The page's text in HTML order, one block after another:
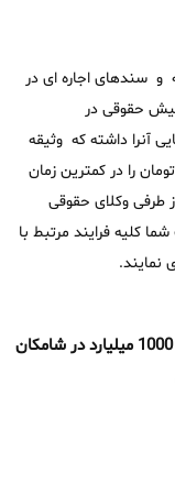
و سندهای اجاره ای در
فیش حقوقی در
آنرا داشته که وثیقه
تومان تا 10000 میلیارد تومان را در کمترین زمان
طرفی وکلای حقوقی
کلیه فرایند مرتبط با
نمایند.